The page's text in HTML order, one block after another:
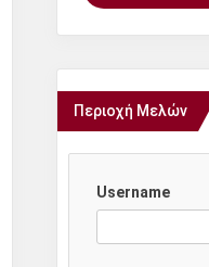
Περιοχή Μελών
Username